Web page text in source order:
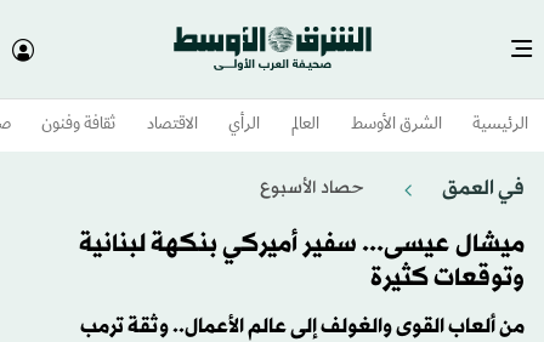
الرئيسية الشرق الأوسط​ العالم الرأي الاقتصاد ثقافة وفنون
في العمق حصاد الأسبوع
ميشال عيسى... سفير أميركي بنكهة لبنانية
وتوقعات كثيرة
من ألعاب القوى والغولف إلى عالم الأعمال.. وثقة ترمب